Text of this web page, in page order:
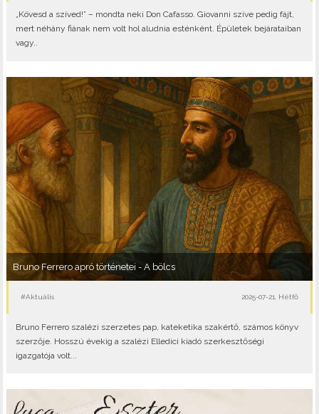
„Kövesd a szíved!” – mondta neki Don Cafasso. Giovanni szíve pedig fájt,
mert néhány fiának nem volt hol aludnia esténként. Épületek bejárataiban
vagy..
Bruno Ferrero apró történetei - A bölcs
#Aktuális 2025-07-21, Hétfő
Bruno Ferrero szalézi szerzetes pap, kateketika szakértő, számos könyv
szerzője. Hosszú évekig a szalézi Elledici kiadó szerkesztőségi
igazgatója volt...